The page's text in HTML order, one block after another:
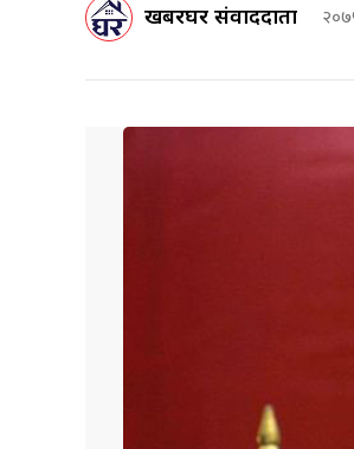
खबरघर संवाददाता